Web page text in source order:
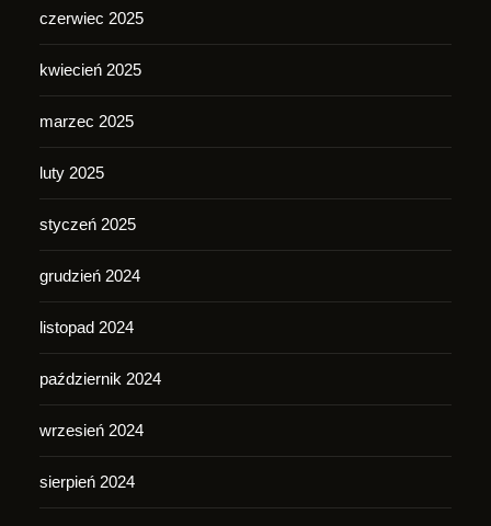
czerwiec 2025
kwiecień 2025
marzec 2025
luty 2025
styczeń 2025
grudzień 2024
listopad 2024
październik 2024
wrzesień 2024
sierpień 2024